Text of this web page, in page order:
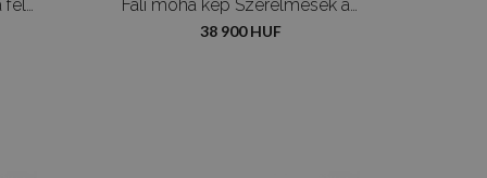
Élő moha kép Az ember a felhőkben Fali moha kép Szerelmesek a tengerparton
38 900 HUF